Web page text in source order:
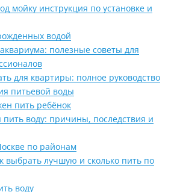
мойку инструкция по установке и
водой
полезные советы для
для квартиры: полное руководство
питьевой воды
пить ребёнок
пить воду: причины, последствия и
по районам
выбрать лучшую и сколько пить по
воду